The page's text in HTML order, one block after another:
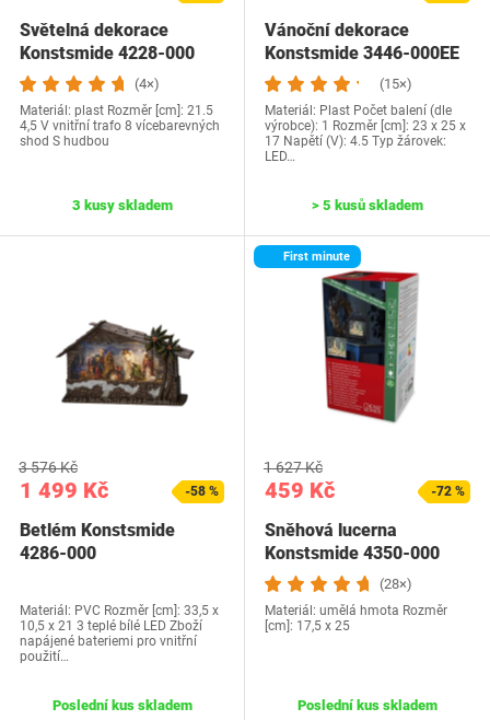
Světelná dekorace
Konstsmide 4228-000
(4×)
Materiál: plast Rozměr [cm]: 21.5
4,5 V vnitřní trafo 8 vícebarevných
shod S hudbou
3 kusy skladem
Vánoční dekorace
Konstsmide 3446-000EE
(15×)
Materiál: Plast Počet balení (dle
výrobce): 1 Rozměr [cm]: 23 x 25 x
17 Napětí (V): 4.5 Typ žárovek:
LED…
> 5 kusů skladem
1 499 Kč
3 576 Kč
-58 %
Betlém Konstsmide
4286-000
Materiál: PVC Rozměr [cm]: 33,5 x
10,5 x 21 3 teplé bílé LED Zboží
napájené bateriemi pro vnitřní
použití…
Poslední kus skladem
First minute
459 Kč
1 627 Kč
-72 %
Sněhová lucerna
Konstsmide 4350-000
(28×)
Materiál: umělá hmota Rozměr
[cm]: 17,5 x 25
Poslední kus skladem